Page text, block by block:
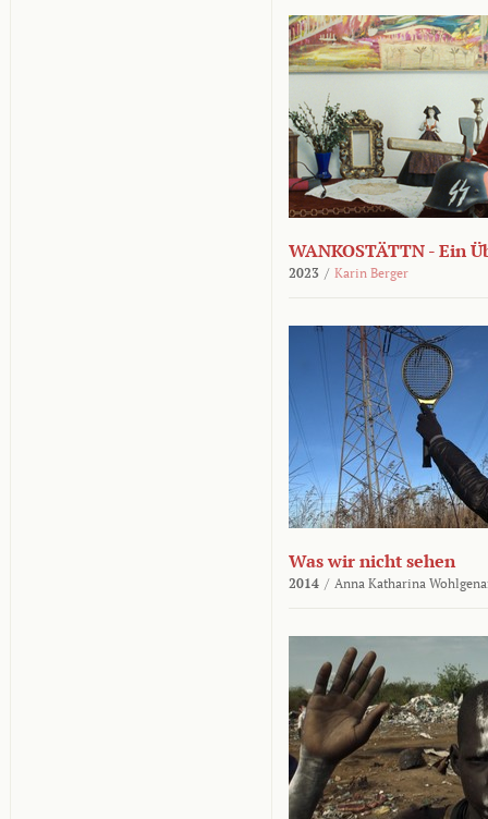
WANKOSTÄTTN - Ein
2023 / Karin Berger
Was wir nicht sehen
2014 / Anna Katharina